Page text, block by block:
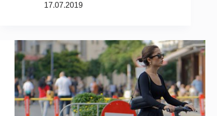
17.07.2019